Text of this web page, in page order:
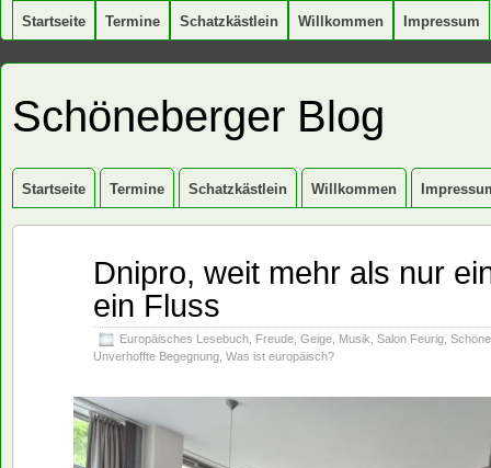
Startseite Termine Schatzkästlein Willkommen Impressum
Schöneberger Blog
Startseite Termine Schatzkästlein Willkommen
Dnipro, weit mehr als nur
ein Fluss
Europäisches Lesebuch Freude Geige Musik Salon Feurig
Unverhoffte Begegnung Was ist europäisch?